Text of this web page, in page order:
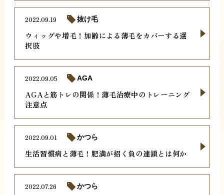
ウィッグや増毛！加齢による薄毛をカバーする選
択肢
2022.09.19 抜け毛
AGAと筋トレの関係！薄毛治療中のトレーニング
注意点
2022.09.05 AGA
生活習慣病と薄毛！肥満が招く負の連鎖とは何か
2022.09.01 かつら
2022.07.26 かつら